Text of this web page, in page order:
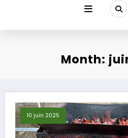
Month:
10 juin 2025